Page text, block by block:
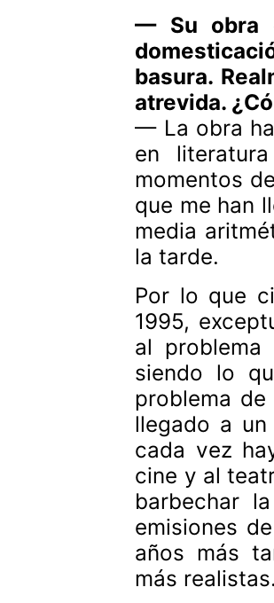
— Su obra
basura.
atrevida.
— La obra
en
momentos
que me han
media
la tarde.
Por lo que
1995,
al
siendo lo
problema
llegado a
cada vez
cine y al
barbechar
emisiones
años más
más